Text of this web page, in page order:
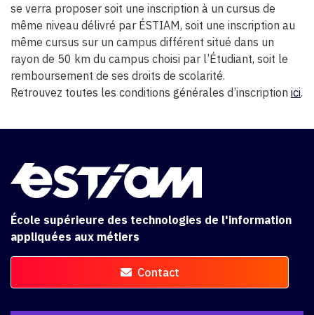
se verra proposer soit une inscription à un cursus de
même niveau délivré par ÉSTIAM, soit une inscription au
même cursus sur un campus différent situé dans un
rayon de 50 km du campus choisi par l’Étudiant, soit le
remboursement de ses droits de scolarité.
Retrouvez toutes les conditions générales d’inscription ici.
École supérieure des technologies de l'information
appliquées aux métiers
Contact